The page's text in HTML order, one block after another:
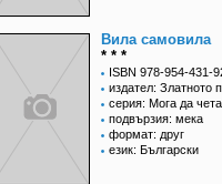
Вила самовила
* * *
ISBN 978-954-431-
издател: Златното
серия: Мога да
подвързия: мека
формат: друг
език: Български